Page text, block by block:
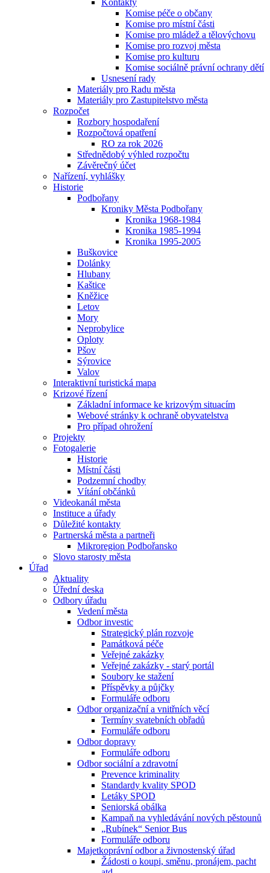
Kontakty
Komise péče o občany
Komise pro místní části
Komise pro mládež a tělovýchovu
Komise pro rozvoj města
Komise pro kulturu
Komise sociálně právní ochrany dětí
Usnesení rady
Materiály pro Radu města
Materiály pro Zastupitelstvo města
Rozpočet
Rozbory hospodaření
Rozpočtová opatření
RO za rok 2026
Střednědobý výhled rozpočtu
Závěrečný účet
Nařízení, vyhlášky
Historie
Podbořany
Kroniky Města Podbořany
Kronika 1968-1984
Kronika 1985-1994
Kronika 1995-2005
Buškovice
Dolánky
Hlubany
Kaštice
Kněžice
Letov
Mory
Neprobylice
Oploty
Pšov
Sýrovice
Valov
Interaktivní turistická mapa
Krizové řízení
Základní informace ke krizovým situacím
Webové stránky k ochraně obyvatelstva
Pro případ ohrožení
Projekty
Fotogalerie
Historie
Místní části
Podzemní chodby
Vítání občánků
Videokanál města
Instituce a úřady
Důležité kontakty
Partnerská města a partneři
Mikroregion Podbořansko
Slovo starosty města
Úřad
Aktuality
Úřední deska
Odbory úřadu
Vedení města
Odbor investic
Strategický plán rozvoje
Památková péče
Veřejné zakázky
Veřejné zakázky - starý portál
Soubory ke stažení
Příspěvky a půjčky
Formuláře odboru
Odbor organizační a vnitřních věcí
Termíny svatebních obřadů
Formuláře odboru
Odbor dopravy
Formuláře odboru
Odbor sociální a zdravotní
Prevence kriminality
Standardy kvality SPOD
Letáky SPOD
Seniorská obálka
Kampaň na vyhledávání nových pěstounů
„Rubínek“ Senior Bus
Formuláře odboru
Majetkoprávní odbor a živnostenský úřad
Žádosti o koupi, směnu, pronájem, pacht